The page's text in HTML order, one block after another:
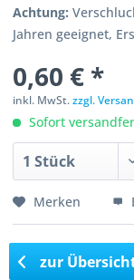
Achtung:
Jahren geeignet,
0,60 € *
inkl. MwSt.zzgl.
Sofort
Merken
zur